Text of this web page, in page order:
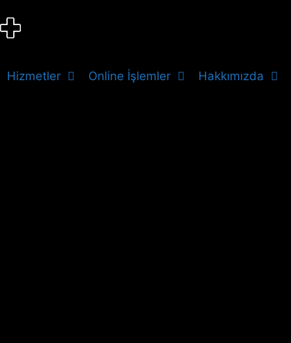
Hizmetler Online İşlemler Hakkımızda